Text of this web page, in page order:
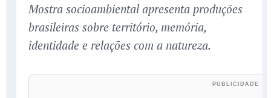
Mostra socioambiental apresenta produções
brasileiras sobre território, memória,
identidade e relações com a natureza.